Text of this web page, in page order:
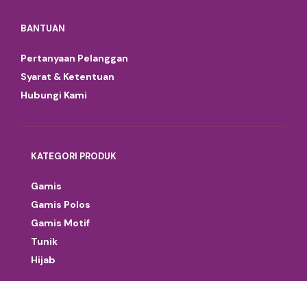
BANTUAN
Pertanyaan Pelanggan
Syarat & Ketentuan
Hubungi Kami
KATEGORI PRODUK
Gamis
Gamis Polos
Gamis Motif
Tunik
Hijab